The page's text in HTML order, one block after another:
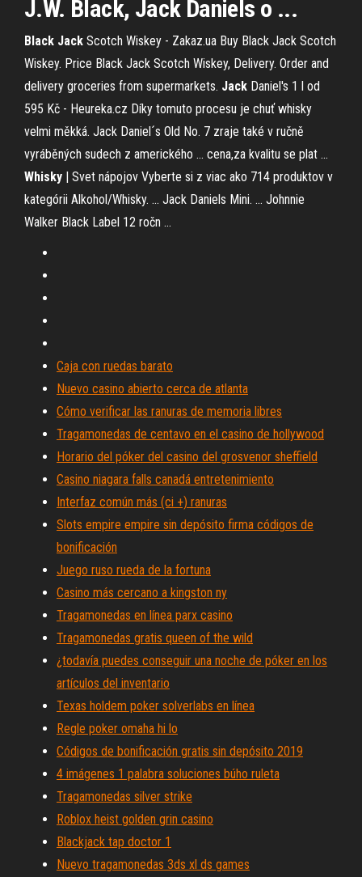
J.W. Black, Jack Daniels o ...
Black Jack Scotch Wiskey - Zakaz.ua Buy Black Jack Scotch
Wiskey. Price Black Jack Scotch Wiskey, Delivery. Order and
delivery groceries from supermarkets. Jack Daniel's 1 l od
595 Kč - Heureka.cz Díky tomuto procesu je chuť whisky
velmi měkká. Jack Daniel´s Old No. 7 zraje také v ručně
vyráběných sudech z amerického ... cena,za kvalitu se plat ...
Whisky | Svet nápojov Vyberte si z viac ako 714 produktov v
kategórii Alkohol/Whisky. ... Jack Daniels Mini. ... Johnnie
Walker Black Label 12 ročn ...
Caja con ruedas barato
Nuevo casino abierto cerca de atlanta
Cómo verificar las ranuras de memoria libres
Tragamonedas de centavo en el casino de hollywood
Horario del póker del casino del grosvenor sheffield
Casino niagara falls canadá entretenimiento
Interfaz común más (ci +) ranuras
Slots empire empire sin depósito firma códigos de
bonificación
Juego ruso rueda de la fortuna
Casino más cercano a kingston ny
Tragamonedas en línea parx casino
Tragamonedas gratis queen of the wild
¿todavía puedes conseguir una noche de póker en los
artículos del inventario
Texas holdem poker solverlabs en línea
Regle poker omaha hi lo
Códigos de bonificación gratis sin depósito 2019
4 imágenes 1 palabra soluciones búho ruleta
Tragamonedas silver strike
Roblox heist golden grin casino
Blackjack tap doctor 1
Nuevo tragamonedas 3ds xl ds games